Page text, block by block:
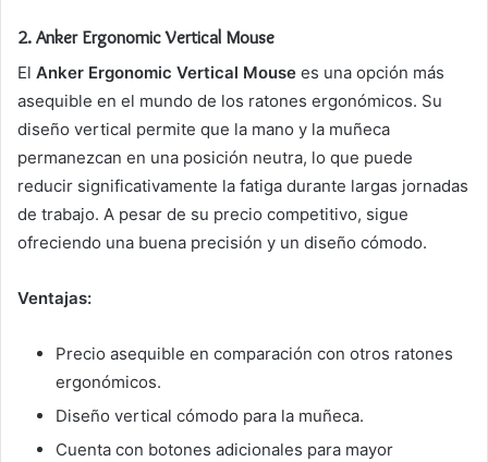
2. Anker Ergonomic Vertical Mouse
El Anker Ergonomic Vertical Mouse es una opción más
asequible en el mundo de los ratones ergonómicos. Su
diseño vertical permite que la mano y la muñeca
permanezcan en una posición neutra, lo que puede
reducir significativamente la fatiga durante largas jornadas
de trabajo. A pesar de su precio competitivo, sigue
ofreciendo una buena precisión y un diseño cómodo.
Ventajas:
Precio asequible en comparación con otros ratones
ergonómicos.
Diseño vertical cómodo para la muñeca.
Cuenta con botones adicionales para mayor